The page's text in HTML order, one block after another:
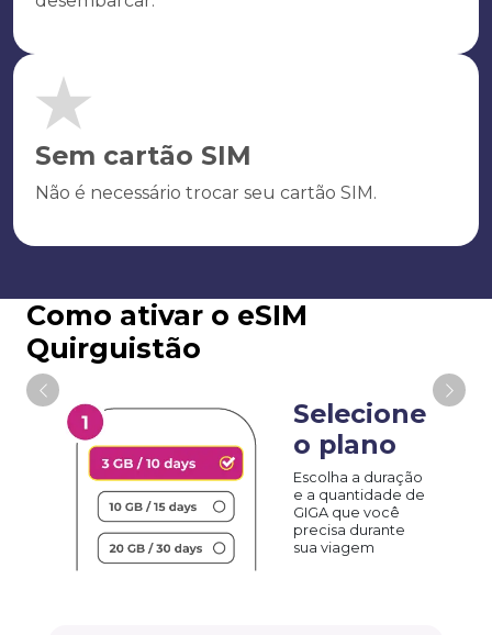
Sem cartão SIM
Não é necessário trocar seu cartão SIM.
Como ativar o eSIM
Quirguistão
Selecione
o plano
Escolha a duração
e a quantidade de
GIGA que você
precisa durante
sua viagem